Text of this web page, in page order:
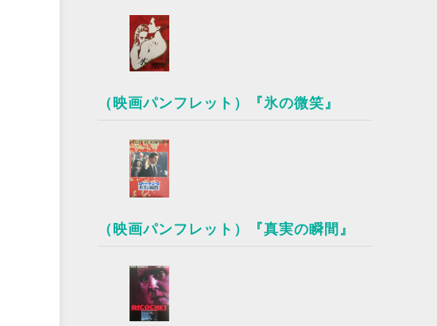
（映画パンフレット）『氷の微笑』
（映画パンフレット）『真実の瞬間』